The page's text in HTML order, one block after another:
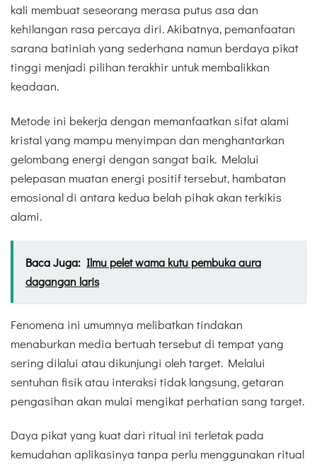
kali membuat seseorang merasa putus asa dan
kehilangan rasa percaya diri. Akibatnya, pemanfaatan
sarana batiniah yang sederhana namun berdaya pikat
tinggi menjadi pilihan terakhir untuk membalikkan
keadaan.
Metode ini bekerja dengan memanfaatkan sifat alami
kristal yang mampu menyimpan dan menghantarkan
gelombang energi dengan sangat baik. Melalui
pelepasan muatan energi positif tersebut, hambatan
emosional di antara kedua belah pihak akan terkikis
alami.
Baca Juga: Ilmu pelet wama kutu pembuka aura
dagangan laris
Fenomena ini umumnya melibatkan tindakan
menaburkan media bertuah tersebut di tempat yang
sering dilalui atau dikunjungi oleh target. Melalui
sentuhan fisik atau interaksi tidak langsung, getaran
pengasihan akan mulai mengikat perhatian sang target.
Daya pikat yang kuat dari ritual ini terletak pada
kemudahan aplikasinya tanpa perlu menggunakan ritual